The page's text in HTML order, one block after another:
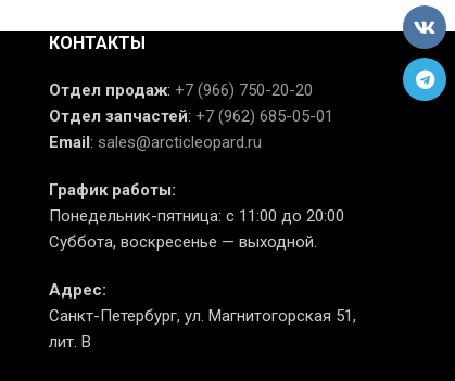
КОНТАКТЫ
Отдел продаж: +7 (966) 750-20-20
Отдел запчастей: +7 (962) 685-05-01
Email: sales@arcticleopard.ru
График работы:
Понедельник-пятница: с 11:00 до 20:00
Суббота, воскресенье — выходной.
Адрес:
Санкт-Петербург, ул. Магнитогорская 51,
лит. В